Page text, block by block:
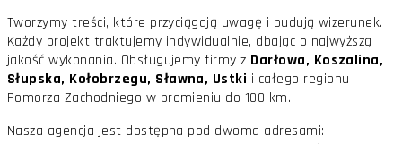
Tworzymy treści, które przyciągają uwagę i budują wizerunek.
Każdy projekt traktujemy indywidualnie, dbając o najwyższą
jakość wykonania. Obsługujemy firmy z Darłowa, Koszalina,
Słupska, Kołobrzegu, Sławna, Ustki i całego regionu
Pomorza Zachodniego w promieniu do 100 km.
Nasza agencja jest dostępna pod dwoma adresami: